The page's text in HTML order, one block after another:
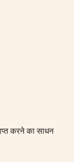
करने का साधन